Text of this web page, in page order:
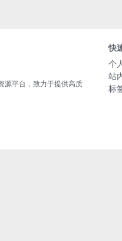
源平台，致力于提供高质
快
个
站
标